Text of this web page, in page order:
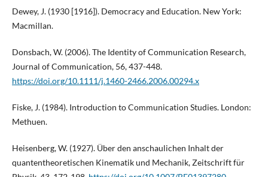
Dewey, J. (1930 [1916]). Democracy and Education. New York:
Macmillan.
Donsbach, W. (2006). The Identity of Communication Research,
Journal of Communication, 56, 437-448.
https://doi.org/10.1111/j.1460-2466.2006.00294.x
Fiske, J. (1984). Introduction to Communication Studies. London:
Methuen.
Heisenberg, W. (1927). Über den anschaulichen Inhalt der
quantentheoretischen Kinematik und Mechanik, Zeitschrift für